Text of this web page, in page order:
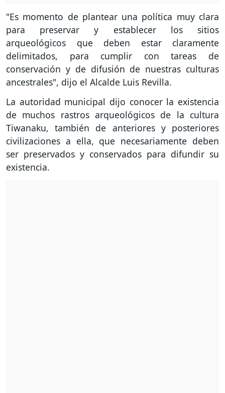
"Es momento de plantear una política muy clara
para preservar y establecer los sitios
arqueológicos que deben estar claramente
delimitados, para cumplir con tareas de
conservación y de difusión de nuestras culturas
ancestrales", dijo el Alcalde Luis Revilla.
La autoridad municipal dijo conocer la existencia
de muchos rastros arqueológicos de la cultura
Tiwanaku, también de anteriores y posteriores
civilizaciones a ella, que necesariamente deben
ser preservados y conservados para difundir su
existencia.